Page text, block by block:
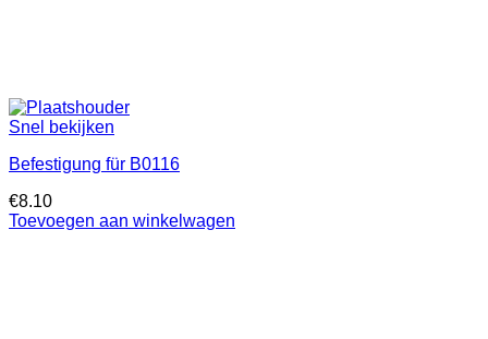
Snel bekijken
Befestigung für B0116
€8.10
Toevoegen aan winkelwagen